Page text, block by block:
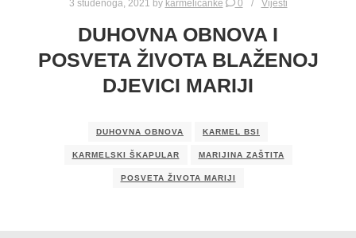
3 studenoga, 2021 by karmelićanke 0 Vijesti
DUHOVNA OBNOVA I
POSVETA ŽIVOTA BLAŽENOJ
DJEVICI MARIJI
DUHOVNA OBNOVA KARMEL BSI
KARMELSKI ŠKAPULAR MARIJINA ZAŠTITA
POSVETA ŽIVOTA MARIJI